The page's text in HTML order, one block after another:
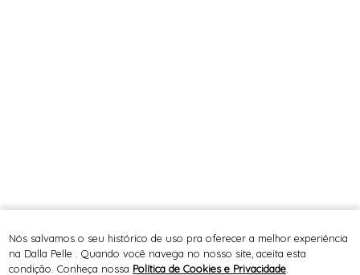
Nós salvamos o seu histórico de uso pra oferecer a melhor experiência
na Dalla Pelle . Quando você navega no nosso site, aceita esta
condição. Conheça nossa Política de Cookies e Privacidade